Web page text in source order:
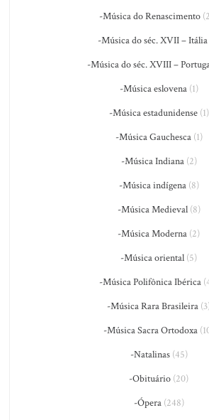
-Música do Renascimento
-Música do séc. XVII – Itália
-Música do séc. XVIII –
-Música eslovena(1)
-Música estadunidense(1)
-Música Gauchesca(1)
-Música Indiana(2)
-Música indígena(8)
-Música Medieval(8)
-Música Moderna (2)
-Música oriental (5)
-Música Polifônica Ibérica
-Música Rara Brasileira
-Música Sacra Ortodoxa
-Natalinas(45)
-Obituário (20)
-Ópera(248)